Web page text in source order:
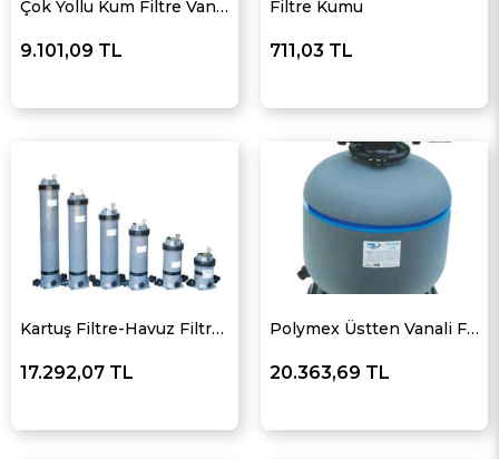
Çok Yollu Kum Filtre Vanaları
9.101,09 TL
Filtre Kumu
711,03 TL
Kartuş Filtre-Havuz Filtresi
17.292,07 TL
Polymex Üstten Vanali Filtre
20.363,69 TL